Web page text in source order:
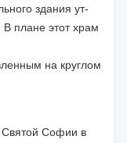
здания ут-
В плане этот храм
на круглом
Святой Софии в